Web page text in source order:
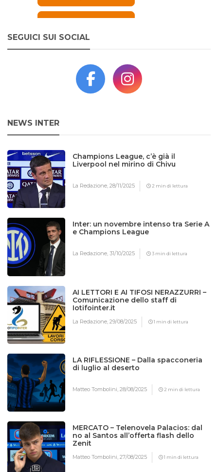
SEGUICI SUI SOCIAL
NEWS INTER
Champions League, c’è già il
Liverpool nel mirino di Chivu
La Redazione,28/11/2025 2 min di lettura
Inter: un novembre intenso tra Serie A
e Champions League
La Redazione,31/10/2025 3 min di lettura
AI LETTORI E AI TIFOSI NERAZZURRI –
Comunicazione dello staff di
Iotifointer.it
La Redazione,29/08/2025 1 min di lettura
LA RIFLESSIONE – Dalla spacconeria
di luglio al deserto
Matteo Tombolini,28/08/2025 2 min di lettura
MERCATO – Telenovela Palacios: dal
no al Santos all’offerta flash dello
Zenit
Matteo Tombolini,27/08/2025 1 min di lettura